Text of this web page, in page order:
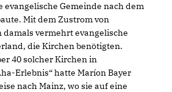
evangelische Gemeinde nach dem
Mit dem Zustrom von
vermehrt evangelische
die Kirchen benötigten.
40 solcher Kirchen in
Erlebnis“ hatte Maríon Bayer
nach Mainz, wo sie auf eine